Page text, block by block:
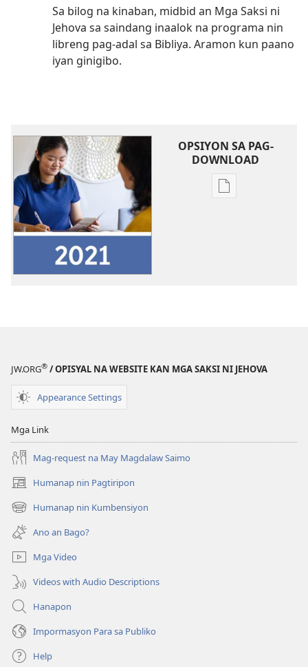
Sa bilog na kinaban, midbid an Mga Saksi ni
Jehova sa saindang inaalok na programa nin
libreng pag-adal sa Bibliya. Aramon kun paano
iyan ginigibo.
OPSIYON SA PAG-
DOWNLOAD
Mga
kan
Jehova
JW.ORG® / OPISYAL NA WEBSITE KAN MGA SAKSI NI JEHOVA
Appearance Settings
Mga Link
Mag-request na May Magdalaw Saimo
Humanap nin Pagtiripon
(opens
new
window)
Humanap nin Kumbensiyon
(opens
new
window)
Ano an Bago?
Mga Video
Videos with Audio Descriptions
Hanapon
Impormasyon Para sa Publiko
Help